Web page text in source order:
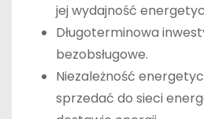
jej wydajność
Długoterminowa
bezobsługowe.
Niezależność
sprzedać do sieci